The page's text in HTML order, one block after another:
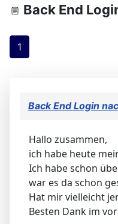
Back End
1
Back End Login
Hallo zusammen,
ich habe heute
Ich habe schon
war es da schon
Hat mir vielleicht
Besten Dank im